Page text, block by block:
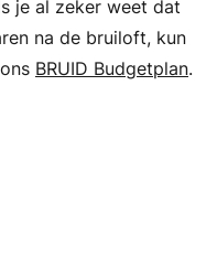
je al zeker weet dat
na de bruiloft, kun
BRUID Budgetplan.